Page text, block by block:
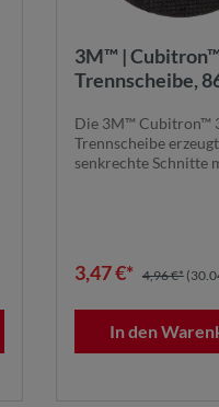
3M™ |
Trennscheibe,
mm x ⌀ 22,23
Die 3M™ Cubitron™
Trennscheibe erzeugt
senkrechte Schnitte
3,47 €* 4,96 €*
In den